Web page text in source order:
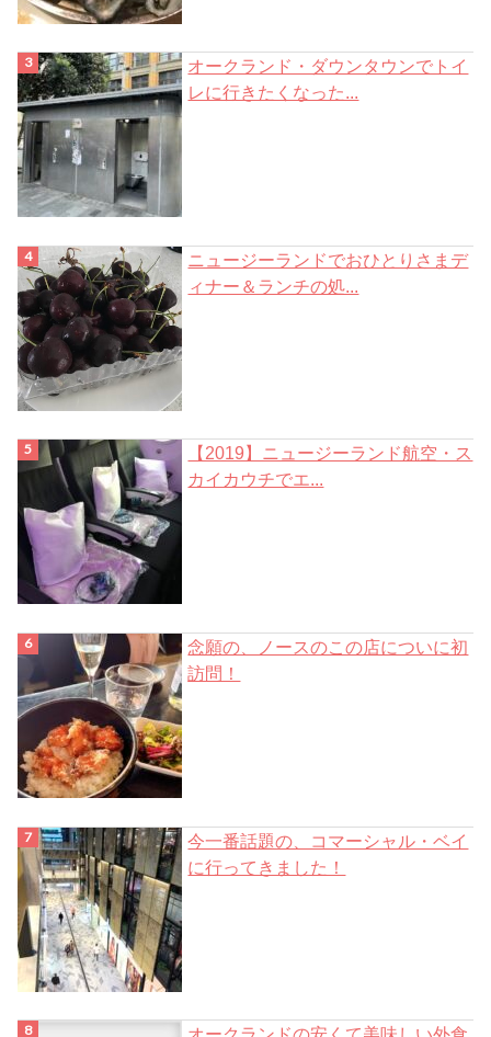
オークランド・ダウンタウンでトイ
レに行きたくなった...
ニュージーランドでおひとりさまデ
ィナー＆ランチの処...
【2019】ニュージーランド航空・ス
カイカウチでエ...
念願の、ノースのこの店についに初
訪問！
今一番話題の、コマーシャル・ベイ
に行ってきました！